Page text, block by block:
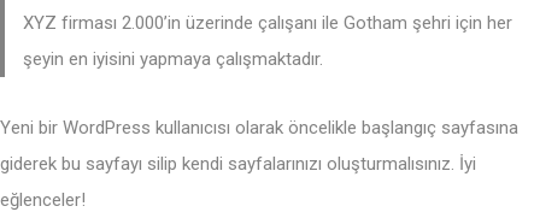
XYZ firması 2.000’in üzerinde çalışanı ile Gotham şehri için her
şeyin en iyisini yapmaya çalışmaktadır.
Yeni bir WordPress kullanıcısı olarak öncelikle başlangıç sayfasına
giderek bu sayfayı silip kendi sayfalarınızı oluşturmalısınız. İyi
eğlenceler!